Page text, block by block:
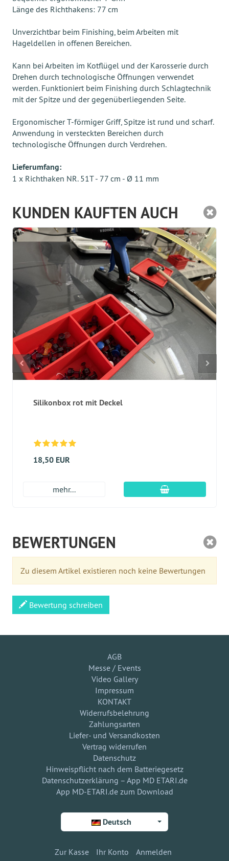
Länge des Richthakens: 77 cm
Unverzichtbar beim Finishing, beim Arbeiten mit
Hageldellen in offenen Bereichen.
Kann bei Arbeiten im Kotflügel und der Karosserie durch
Drehen durch technologische Öffnungen verwendet
werden. Funktioniert beim Finishing durch Schlagtechnik
mit der Spitze und der gegenüberliegenden Seite.
Ergonomischer T-förmiger Griff, Spitze ist rund und scharf.
Anwendung in versteckten Bereichen durch
technologische Öffnungen durch Verdrehen.
Lieferumfang:
1 x Richthaken NR. 51T - 77 cm - Ø 11 mm
KUNDEN KAUFTEN AUCH
Silikonbox rot mit Deckel
18,50 EUR
mehr... In den
BEWERTUNGEN
Zu diesem Artikel existieren noch keine Bewertungen
Bewertung schreiben
AGB
Messe / Events
Video Gallery
Impressum
KONTAKT
Widerrufsbelehrung
Zahlungsarten
Liefer- und Versandkosten
Vertrag widerrufen
Datenschutz
Hinweispflicht nach dem Batteriegesetz
Datenschutzerklärung – App MD ETARI.de
App MD-ETARI.de zum Download
Deutsch
Zur Kasse Ihr Konto Anmelden